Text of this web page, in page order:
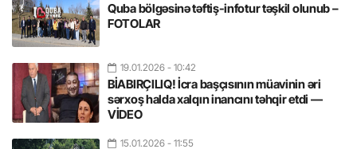
Quba bölgəsinə təftiş-infotur təşkil olunub –
FOTOLAR
19.01.2026 - 10:42
BİABIRÇILIQ! İcra başçısının müavinin əri
sərxoş halda xalqın inancını təhqir etdi —
VİDEO
15.01.2026 - 11:55